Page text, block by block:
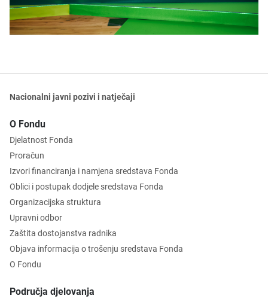
Nacionalni javni pozivi i natječaji
O Fondu
Djelatnost Fonda
Proračun
Izvori financiranja i namjena sredstava Fonda
Oblici i postupak dodjele sredstava Fonda
Organizacijska struktura
Upravni odbor
Zaštita dostojanstva radnika
Objava informacija o trošenju sredstava Fonda
O Fondu
Područja djelovanja